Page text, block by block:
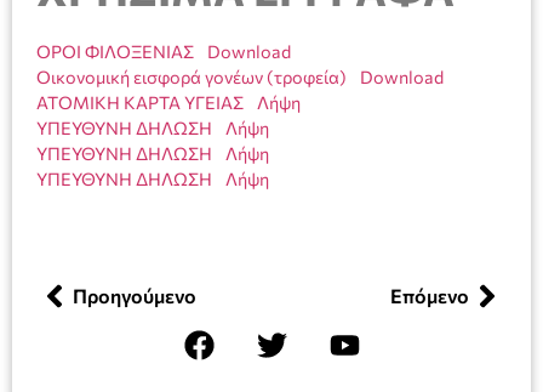
ΟΡΟΙ ΦΙΛΟΞΕΝΙΑΣ
Download
Oικονομική εισφορά γονέων (τροφεία)
Download
ΑΤΟΜΙΚΗ ΚΑΡΤΑ ΥΓΕΙΑΣ
Λήψη
ΥΠΕΥΘΥΝΗ ΔΗΛΩΣΗ
Λήψη
ΥΠΕΥΘΥΝΗ ΔΗΛΩΣΗ
Λήψη
ΥΠΕΥΘΥΝΗ ΔΗΛΩΣΗ
Λήψη
Προηγούμενο Επόμενο